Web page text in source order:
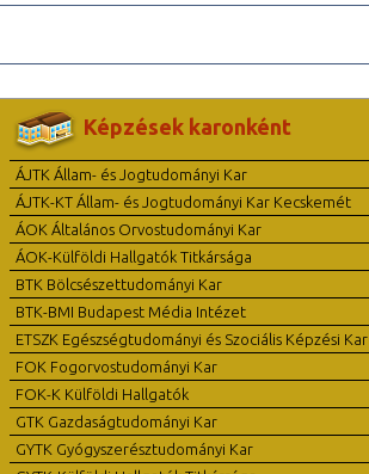
Képzések karonként
ÁJTK Állam- és Jogtudományi Kar
ÁJTK-KT Állam- és Jogtudományi Kar Kecskemét
ÁOK Általános Orvostudományi Kar
ÁOK-Külföldi Hallgatók Titkársága
BTK Bölcsészettudományi Kar
BTK-BMI Budapest Média Intézet
ETSZK Egészségtudományi és Szociális Képzési Kar
FOK Fogorvostudományi Kar
FOK-K Külföldi Hallgatók
GTK Gazdaságtudományi Kar
GYTK Gyógyszerésztudományi Kar